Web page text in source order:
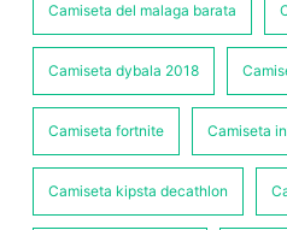
Camiseta del malaga barata
Camiseta dybala 2018
Camiseta fortnite Camiseta
Camiseta kipsta decathlon